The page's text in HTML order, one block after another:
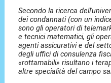
Secondo la ricerca
dei condannati (con un
sono gli operatori di
e tecnici matematici, gli
agenti assicurativi e del
degli uffici di consulenza
«rottamabili» risultano i
altre specialità del campo